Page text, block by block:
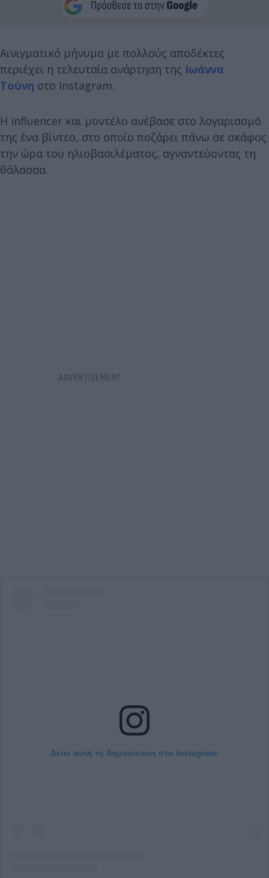
Αινιγματικό μήνυμα με πολλούς αποδέκτες
περιέχει η τελευταία ανάρτηση της Ιωάννα
Τούνη στο Instagram.
Η influencer και μοντέλο ανέβασε στο λογαριασμό
της ένα βίντεο, στο οποίο ποζάρει πάνω σε σκάφος
την ώρα του ηλιοβασιλέματος, αγναντεύοντας τη
θάλασσα.
Δείτε αυτή τη δημοσίευση στο Instagram.